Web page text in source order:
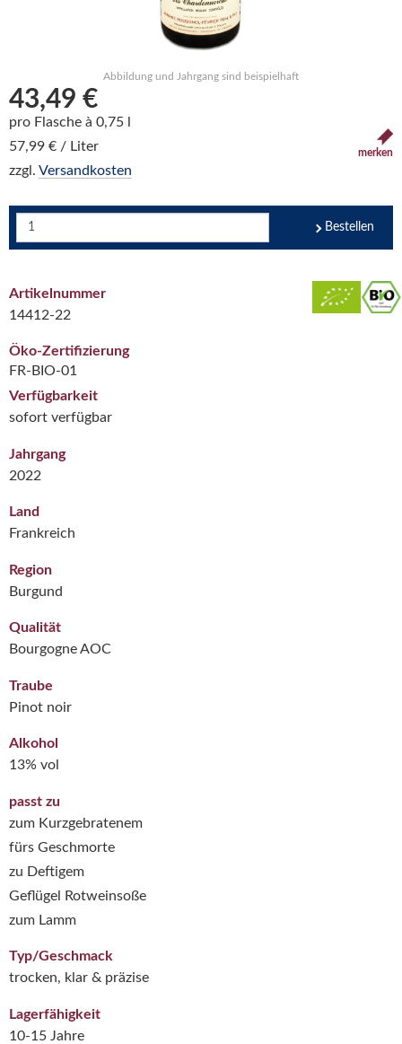
Abbildung und Jahrgang sind beispielhaft
43,49 €
pro Flasche à 0,75 l
57,99 € / Liter
zzgl. Versandkosten
merken
Bestellen
Artikelnummer
14412-22
Öko-Zertifizierung
FR-BIO-01
Verfügbarkeit
sofort verfügbar
Jahrgang
2022
Land
Frankreich
Region
Burgund
Qualität
Bourgogne AOC
Traube
Pinot noir
Alkohol
13% vol
passt zu
zum Kurzgebratenem
fürs Geschmorte
zu Deftigem
Geflügel Rotweinsoße
zum Lamm
Typ/Geschmack
trocken, klar & präzise
Lagerfähigkeit
10-15 Jahre